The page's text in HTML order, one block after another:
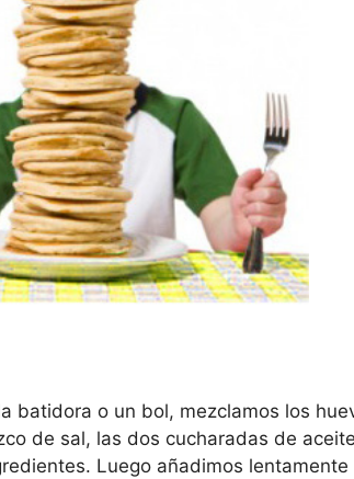
batidora o un bol, mezclamos los
de sal, las dos cucharadas de
Luego añadimos